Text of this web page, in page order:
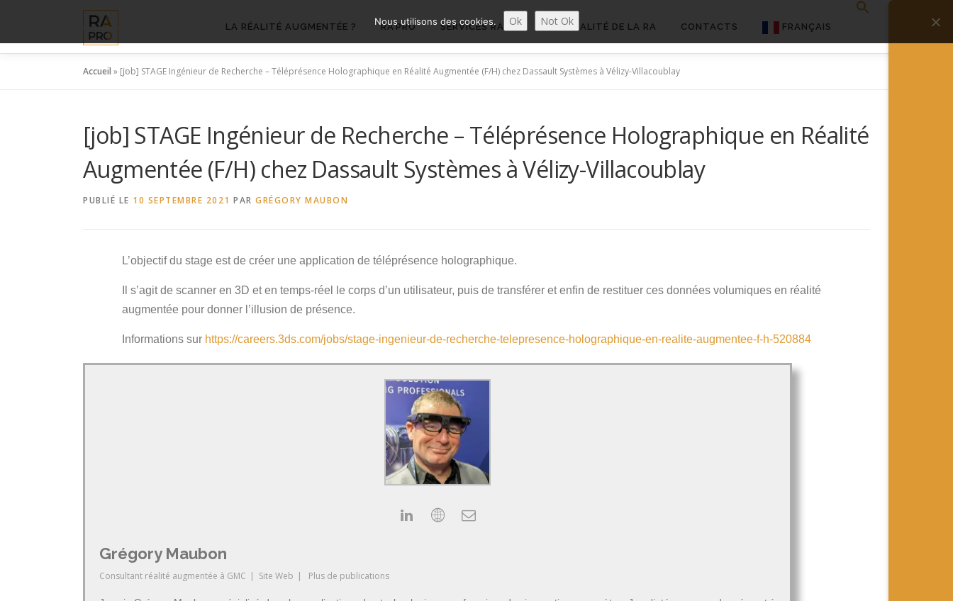
contenu
LA RÉALITÉ AUGMENTÉE ? RA’PRO SERVICES RA’PRO ACTUALITÉ DE LA RA CONTACTS FRANÇAIS
Deutsch
Accueil » [job] STAGE Ingénieur de Recherche – Téléprésence Holographique en Réalité Augmentée (F/H) chez Dassault Systèmes à Vélizy-Villacoublay
[job] STAGE Ingénieur de Recherche – Téléprésence Holographique en Réalité
Augmentée (F/H) chez Dassault Systèmes à Vélizy-Villacoublay
PUBLIÉ LE 10 SEPTEMBRE 2021 PAR GRÉGORY MAUBON
L’objectif du stage est de créer une application de téléprésence holographique.
Il s’agit de scanner en 3D et en temps-réel le corps d’un utilisateur, puis de transférer et enfin de restituer ces données volumiques en réalité
augmentée pour donner l’illusion de présence.
Informations sur https://careers.3ds.com/jobs/stage-ingenieur-de-recherche-telepresence-holographique-en-realite-augmentee-f-h-520884
Grégory Maubon
Consultant réalité augmentée à GMC | Site Web | Plus de publications
Nous utilisons des cookies. Ok Not Ok